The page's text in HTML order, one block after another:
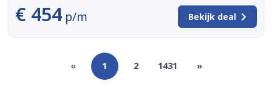
€ 454 p/m Bekijk deal
« 1 2 1431 »